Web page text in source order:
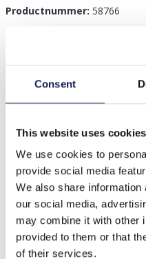
Consent
This website uses cookies
We use cookies to
provide social media
We also share
our social media,
may combine it with other
provided to them or that
of their services.
Productnummer: 58766
Beschrijving
Anderen kochten ook